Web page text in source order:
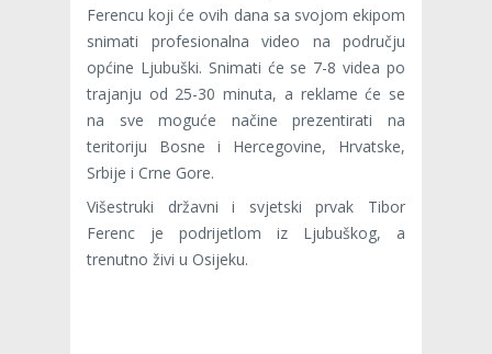
Ferencu koji će ovih dana sa svojom ekipom
snimati profesionalna video na području
općine Ljubuški. Snimati će se 7-8 videa po
trajanju od 25-30 minuta, a reklame će se
na sve moguće načine prezentirati na
teritoriju Bosne i Hercegovine, Hrvatske,
Srbije i Crne Gore.
Višestruki državni i svjetski prvak Tibor
Ferenc je podrijetlom iz Ljubuškog, a
trenutno živi u Osijeku.